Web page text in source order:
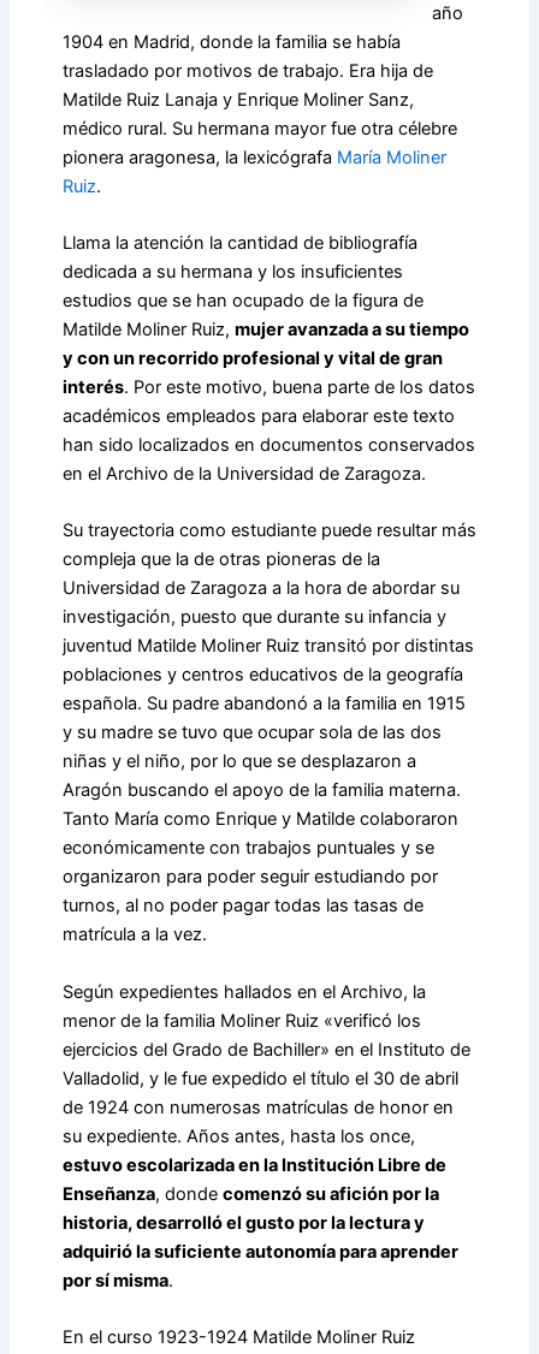
año
1904 en Madrid, donde la familia se había
trasladado por motivos de trabajo. Era hija de
Matilde Ruiz Lanaja y Enrique Moliner Sanz,
médico rural. Su hermana mayor fue otra célebre
pionera aragonesa, la lexicógrafa María Moliner
Ruiz.
Llama la atención la cantidad de bibliografía
dedicada a su hermana y los insuficientes
estudios que se han ocupado de la figura de
Matilde Moliner Ruiz, mujer avanzada a su tiempo
y con un recorrido profesional y vital de gran
interés. Por este motivo, buena parte de los datos
académicos empleados para elaborar este texto
han sido localizados en documentos conservados
en el Archivo de la Universidad de Zaragoza.
Su trayectoria como estudiante puede resultar más
compleja que la de otras pioneras de la
Universidad de Zaragoza a la hora de abordar su
investigación, puesto que durante su infancia y
juventud Matilde Moliner Ruiz transitó por distintas
poblaciones y centros educativos de la geografía
española. Su padre abandonó a la familia en 1915
y su madre se tuvo que ocupar sola de las dos
niñas y el niño, por lo que se desplazaron a
Aragón buscando el apoyo de la familia materna.
Tanto María como Enrique y Matilde colaboraron
económicamente con trabajos puntuales y se
organizaron para poder seguir estudiando por
turnos, al no poder pagar todas las tasas de
matrícula a la vez.
Según expedientes hallados en el Archivo, la
menor de la familia Moliner Ruiz «verificó los
ejercicios del Grado de Bachiller» en el Instituto de
Valladolid, y le fue expedido el título el 30 de abril
de 1924 con numerosas matrículas de honor en
su expediente. Años antes, hasta los once,
estuvo escolarizada en la Institución Libre de
Enseñanza, donde comenzó su afición por la
historia, desarrolló el gusto por la lectura y
adquirió la suficiente autonomía para aprender
por sí misma.
En el curso 1923-1924 Matilde Moliner Ruiz